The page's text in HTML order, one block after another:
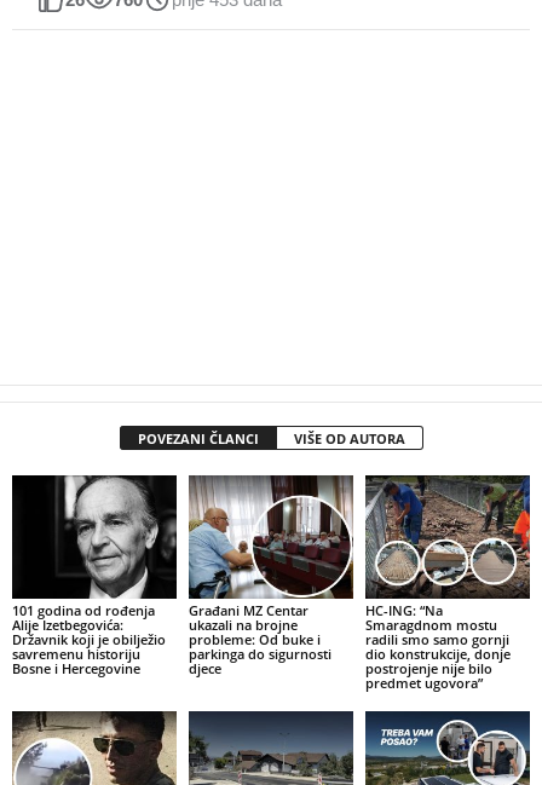
POVEZANI ČLANCI VIŠE OD AUTORA
101 godina od rođenja
Alije Izetbegovića:
Državnik koji je obilježio
savremenu historiju
Bosne i Hercegovine
Građani MZ Centar
ukazali na brojne
probleme: Od buke i
parkinga do sigurnosti
djece
HC-ING: “Na
Smaragdnom mostu
radili smo samo gornji
dio konstrukcije, donje
postrojenje nije bilo
predmet ugovora”